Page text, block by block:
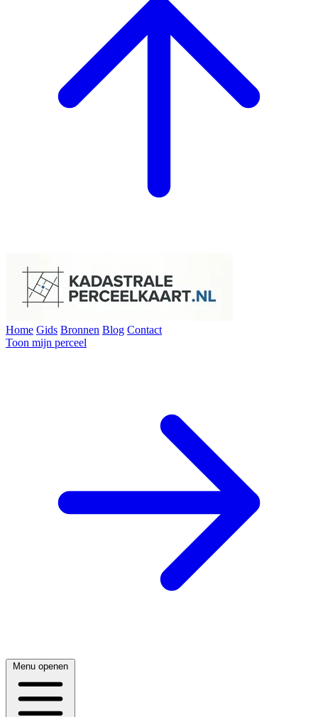
Home Gids Bronnen Blog Contact
Toon mijn perceel
Menu openen